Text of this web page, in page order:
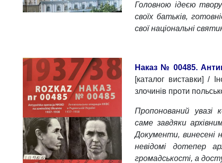
Головною ідеєю твору
своїх батьків,
свої національні
Наказ № 00485.
[каталог виставки] /
злочинів проти
Пропонований увазі
саме завдяки
Документи, винесені
невідомі дотепер
громадськості, а